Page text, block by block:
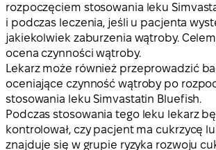
rozpoczęciem stosowania leku
i podczas leczenia, jeśli u pacjenta
jakiekolwiek zaburzenia wątroby.
ocena czynności wątroby.
Lekarz może również przeprowadzić
oceniające czynność wątroby po
stosowania leku Simvastatin Bluefish.
Podczas stosowania tego leku lekarz
kontrolował, czy pacjent ma cukrzycę
znajduje się w grupie ryzyka rozwoju